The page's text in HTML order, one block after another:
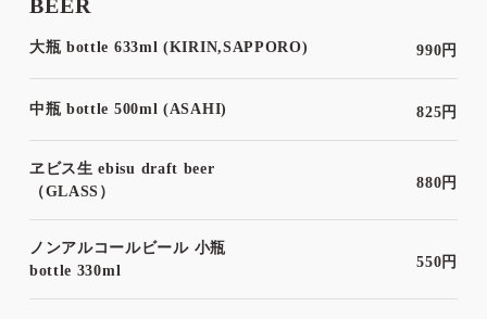
BEER
大瓶 bottle 633ml (KIRIN,SAPPORO) 990円
中瓶 bottle 500ml (ASAHI) 825円
ヱビス生 ebisu draft beer
（GLASS）
880円
ノンアルコールビール 小瓶
bottle 330ml
550円